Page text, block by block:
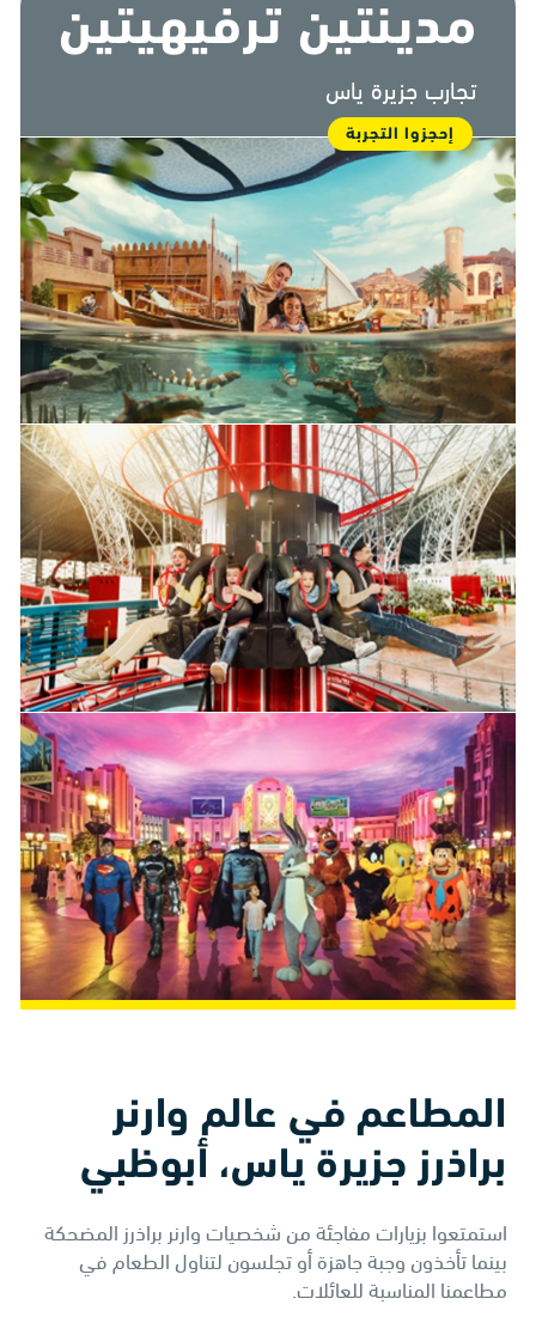
مدينتين ترفيهيتين
تجارب جزيرة ياس
إحجزوا التجربة
المطاعم في عالم وارنر
براذرز جزيرة ياس، أبوظبي
استمتعوا بزيارات مفاجئة من شخصيات وارنر براذرز المضحكة
بينما تأخذون وجبة جاهزة أو تجلسون لتناول الطعام في
مطاعمنا المناسبة للعائلات.